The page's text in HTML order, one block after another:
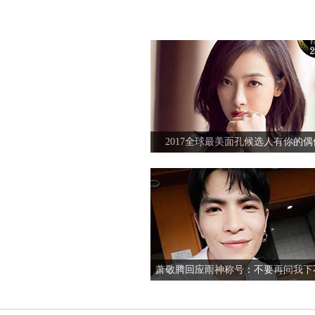
胡歌薛佳凝美国约会再续前缘
杨洋新歌就像是IDOL下载试听mv